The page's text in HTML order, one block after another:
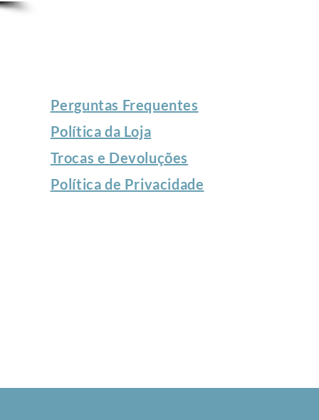
Perguntas Frequentes
Política da Loja
Trocas e Devoluções
Política de Privacidade